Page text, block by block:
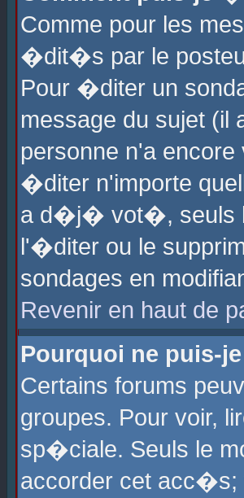
Comme pour les
�dit�s par le
Pour �diter un
message du sujet (il
personne n'a
�diter n'importe
a d�j� vot�, seuls
l'�diter ou le
sondages en
Revenir en haut de
Pourquoi ne puis-
Certains forums
groupes. Pour voir,
sp�ciale. Seuls le
accorder cet acc�s;